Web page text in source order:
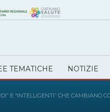
TEMATICHE NOTIZIE
E “INTELLIGENTI” CHE CAMBIANO